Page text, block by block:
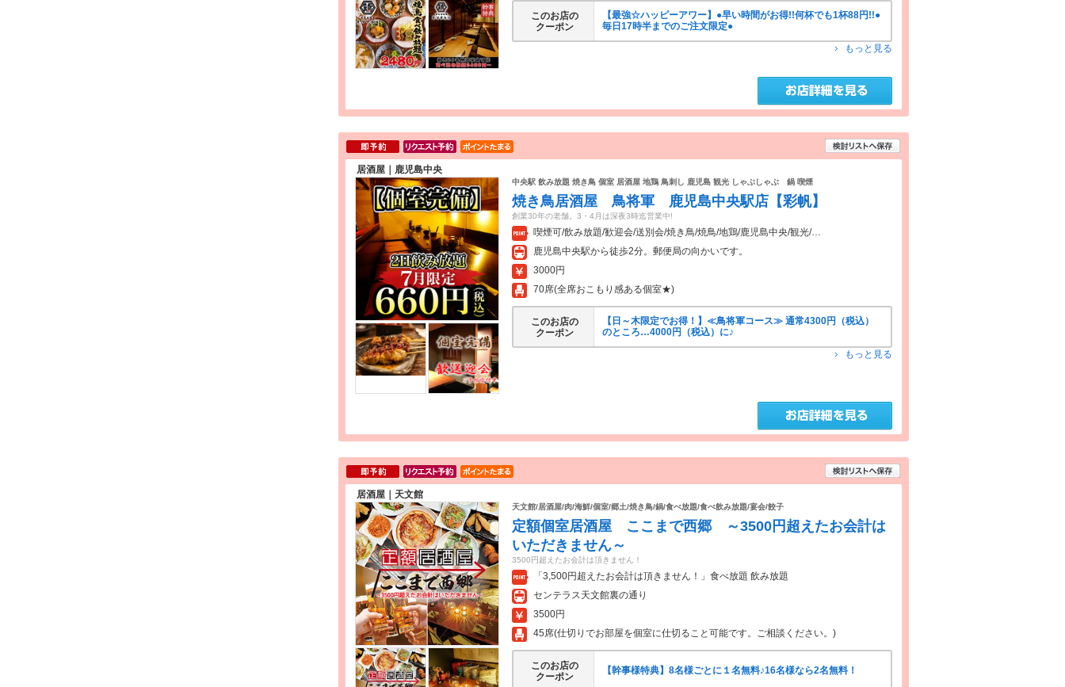
このお店の
クーポン
【最強☆ハッピーアワー】●早い時間がお得!!何杯でも1杯88円!!●
毎日17時半までのご注文限定●
もっと見る
居酒屋｜鹿児島中央
中央駅 飲み放題 焼き鳥 個室 居酒屋 地鶏 鳥刺し 鹿児島 観光 しゃぶしゃぶ 鍋 喫煙
焼き鳥居酒屋 鳥将軍 鹿児島中央駅店【彩帆】
創業30年の老舗。3・4月は深夜3時迄営業中!
喫煙可/飲み放題/歓迎会/送別会/焼き鳥/焼鳥/地鶏/鹿児島中央/観光/…
鹿児島中央駅から徒歩2分。郵便局の向かいです。
3000円
70席(全席おこもり感ある個室★)
このお店の
クーポン
【日～木限定でお得！】≪鳥将軍コース≫ 通常4300円（税込）
のところ…4000円（税込）に♪
もっと見る
居酒屋｜天文館
天文館/居酒屋/肉/海鮮/個室/郷土/焼き鳥/鍋/食べ放題/食べ飲み放題/宴会/餃子
定額個室居酒屋 ここまで西郷 ～3500円超えたお会計は
いただきません～
3500円超えたお会計は頂きません！
「3,500円超えたお会計は頂きません！」食べ放題 飲み放題
センテラス天文館裏の通り
3500円
45席(仕切りでお部屋を個室に仕切ること可能です。ご相談ください。)
このお店の
クーポン
【幹事様特典】8名様ごとに１名無料♪16名様なら2名無料！